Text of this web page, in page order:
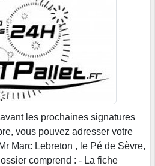
les prochaines signatures
vous pouvez adresser votre
Marc Lebreton , le Pé de Sèvre,
comprend : - La fiche